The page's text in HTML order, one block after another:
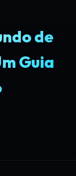
de
Guia